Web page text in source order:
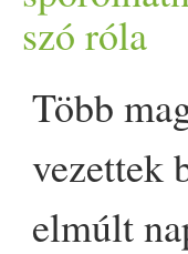
post
Így
Prove.
szó róla
Több
vezettek
elmúlt